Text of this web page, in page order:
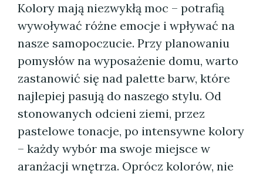
Kolory mają niezwykłą moc – potrafią
wywoływać różne emocje i wpływać na
nasze samopoczucie. Przy planowaniu
pomysłów na wyposażenie domu, warto
zastanowić się nad palette barw, które
najlepiej pasują do naszego stylu. Od
stonowanych odcieni ziemi, przez
pastelowe tonacje, po intensywne kolory
– każdy wybór ma swoje miejsce w
aranżacji wnętrza. Oprócz kolorów, nie